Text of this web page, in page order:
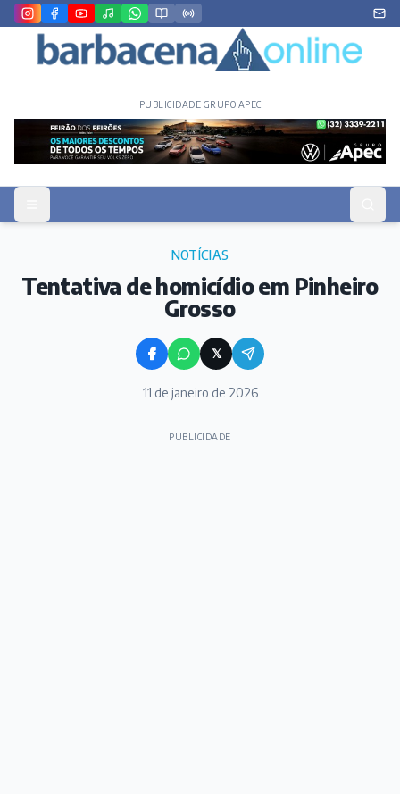
PUBLICIDADE GRUPO APEC
NOTÍCIAS
Tentativa de homicídio em Pinheiro
Grosso
𝕏
11 de janeiro de 2026
PUBLICIDADE